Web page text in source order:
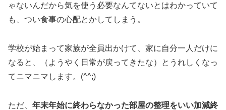
ゃないんだから気を使う必要なんてないとはわかっていて
も、つい食事の心配とかしてしまう。
学校が始まって家族が全員出かけて、家に自分一人だけに
なると、（ようやく日常が戻ってきたな）とうれしくなっ
てニマニマします。(^^;)
ただ、 年末年始に終わらなかった部屋の整理をいい加減終